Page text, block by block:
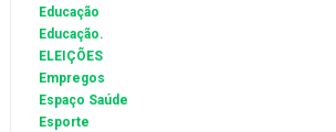
Educação
Educação.
ELEIÇÕES
Empregos
Espaço Saúde
Esporte